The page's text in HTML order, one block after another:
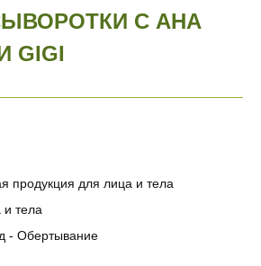
С AHA
GIGI
продукция для лица и тела
и тела
- Обертывание